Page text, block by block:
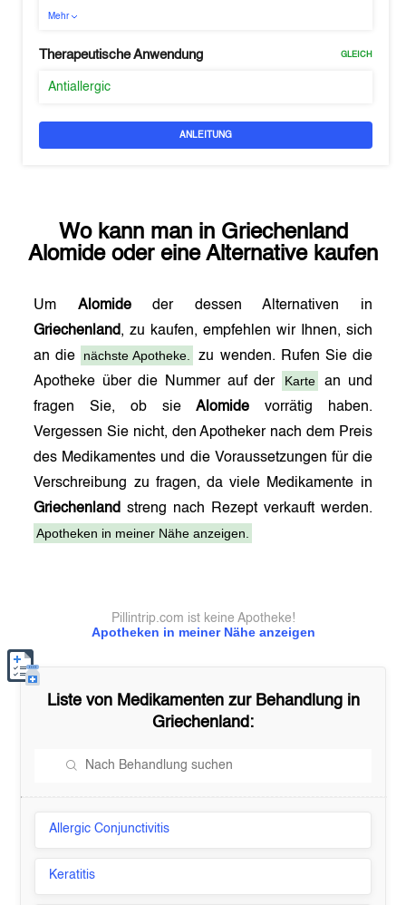
Mehr
Therapeutische Anwendung GLEICH
Antiallergic
ANLEITUNG
Wo kann man in Griechenland
Alomideoder eine Alternative kaufen
Um Alomideder dessen Alternativen in
Griechenland, zu kaufen, empfehlen wir Ihnen, sich
an die
nächste Apotheke.
zu wenden. Rufen Sie die
Apotheke über die Nummer auf der
Karte
an und
fragen Sie, ob sieAlomide vorrätig haben.
Vergessen Sie nicht, den Apotheker nach dem Preis
des Medikamentes und die Voraussetzungen für die
Verschreibung zu fragen, da viele Medikamente in
Griechenland streng nach Rezept verkauft werden.
Apotheken in meiner Nähe anzeigen.
Apotheken in meiner Nähe anzeigen
Pillintrip.com ist keine Apotheke!
Liste von Medikamenten zur Behandlung in
Griechenland :
Allergic Conjunctivitis
Keratitis